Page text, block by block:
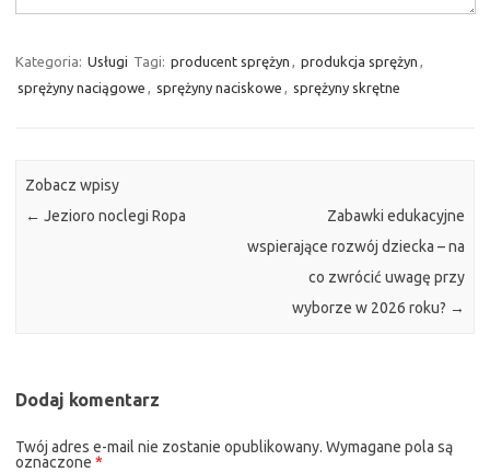
Kategoria: Usługi Tagi: producent sprężyn , produkcja sprężyn ,
sprężyny naciągowe , sprężyny naciskowe , sprężyny skrętne
Zobacz wpisy
← Jezioro noclegi Ropa
Zabawki edukacyjne
wspierające rozwój dziecka – na
co zwrócić uwagę przy
wyborze w 2026 roku? →
Dodaj komentarz
Twój adres e-mail nie zostanie opublikowany. Wymagane pola są
oznaczone *